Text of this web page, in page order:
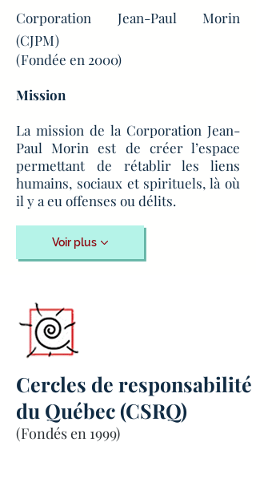
Corporation Jean-Paul Morin
(CJPM)
(Fondée en 2000)
Mission
La mission de la Corporation Jean-
Paul Morin est de créer l’espace
permettant de rétablir les liens
humains, sociaux et spirituels, là où
il y a eu offenses ou délits.
Voir plus
Cercles de responsabilité
du Québec (CSRQ)
(Fondés en 1999)